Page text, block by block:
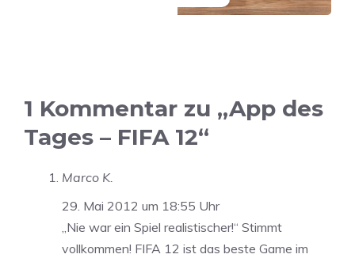
1 Kommentar zu „App des
Tages – FIFA 12“
Marco K.
29. Mai 2012 um 18:55 Uhr
„Nie war ein Spiel realistischer!“ Stimmt
vollkommen! FIFA 12 ist das beste Game im